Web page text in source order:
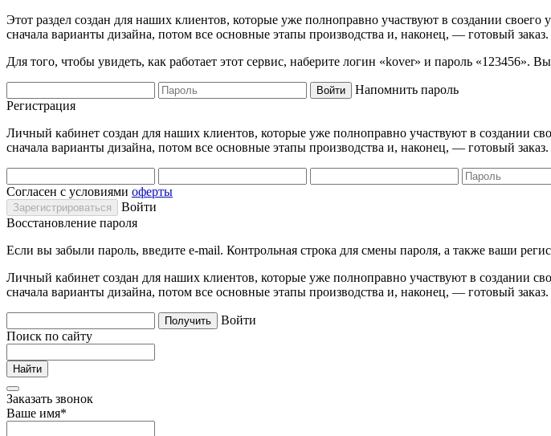
Этот раздел создан для наших клиентов, которые уже полноправно участвуют в создании
сначала варианты дизайна, потом все основные этапы производства и, наконец, — готовый заказ.
Для того, чтобы увидеть, как работает этот сервис, наберите логин «kover» и пароль «123456».
Напомнить пароль
Регистрация
Личный кабинет создан для наших клиентов, которые уже полноправно участвуют в создании
сначала варианты дизайна, потом все основные этапы производства и, наконец, — готовый заказ.
Согласен с условиями оферты
Войти
Восстановление пароля
Если вы забыли пароль, введите e-mail. Контрольная строка для смены пароля, а также ваши
Личный кабинет создан для наших клиентов, которые уже полноправно участвуют в создании
сначала варианты дизайна, потом все основные этапы производства и, наконец, — готовый заказ.
Войти
Поиск по сайту
Заказать звонок
Ваше имя*